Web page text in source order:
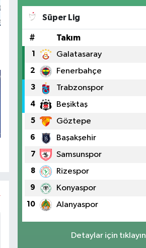
Süper Lig
# Takım
1 Galatasaray
2 Fenerbahçe
3 Trabzonspor
4 Beşiktaş
5 Göztepe
6 Başakşehir
7 Samsunspor
8 Rizespor
9 Konyaspor
10 Alanyaspor
Detaylar için tıklayın